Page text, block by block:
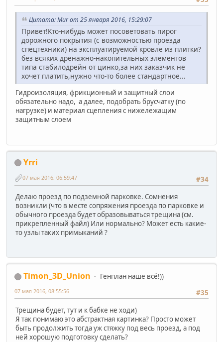
Цитата: Mur от 25 января 2016, 15:29:07
Привет!Кто-нибудь может посоветовать пирог
дорожного покрытия (с возможностью проезда
спецтехники) на эксплуатируемой кровле из плитки?
без всяких дренажно-накопительных элементов
типа стабилодрейн от цинко,за них заказчик не
хочет платить,нужно что-то более стандартное...
Гидроизоляция, фрикционный и защитный слои
обязательно надо, а далее, подобрать брусчатку (по
нагрузке) и материал сцепления с нижележащим
защитным слоем
Yrri
#34
07 мая 2016, 06:59:47
Делаю проезд по подземной парковке. Сомнения
возникли (что в месте сопряжения проезда по парковке и
обычного проезда будет образовываться трещина (см.
прикрепленный файл) Или нормально? Может есть какие-
то узлы таких примыканий ?
Timon_3D_Union
Генплан наше всё!))
#35
07 мая 2016, 08:55:56
Трещина будет, тут и к бабке не ходи)
Я так понимаю это абстрактная картинка? Просто может
быть продолжить тогда уж стяжку под весь проезд, а под
ней хорошую подготовку сделать?